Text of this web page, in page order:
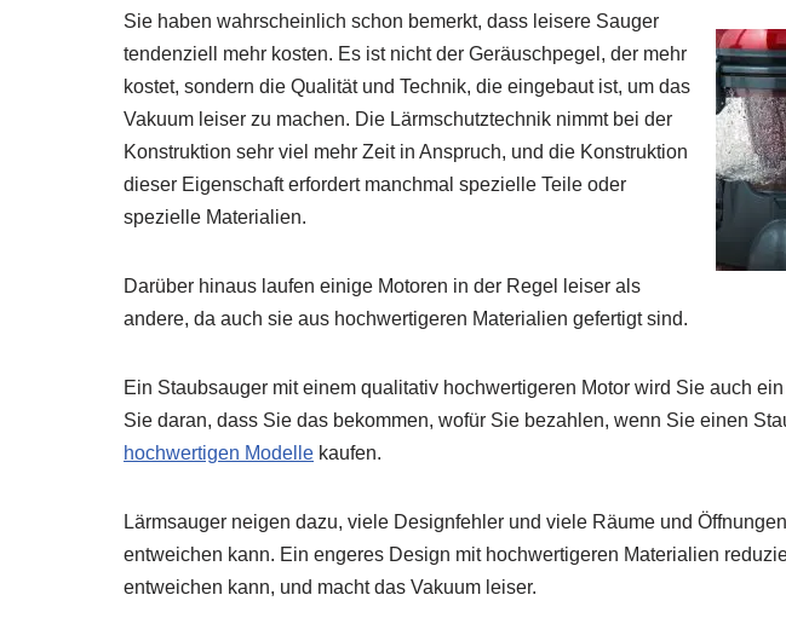
Sie haben wahrscheinlich schon bemerkt, dass leisere Sauger
tendenziell mehr kosten. Es ist nicht der Geräuschpegel, der mehr
kostet, sondern die Qualität und Technik, die eingebaut ist, um das
Vakuum leiser zu machen. Die Lärmschutztechnik nimmt bei der
Konstruktion sehr viel mehr Zeit in Anspruch, und die Konstruktion
dieser Eigenschaft erfordert manchmal spezielle Teile oder
spezielle Materialien.
Darüber hinaus laufen einige Motoren in der Regel leiser als
andere, da auch sie aus hochwertigeren Materialien gefertigt sind.
Ein Staubsauger mit einem qualitativ hochwertigeren Motor wird Sie auch
Sie daran, dass Sie das bekommen, wofür Sie bezahlen, wenn Sie einen
hochwertigen Modelle kaufen.
Lärmsauger neigen dazu, viele Designfehler und viele Räume und
entweichen kann. Ein engeres Design mit hochwertigeren Materialien
entweichen kann, und macht das Vakuum leiser.